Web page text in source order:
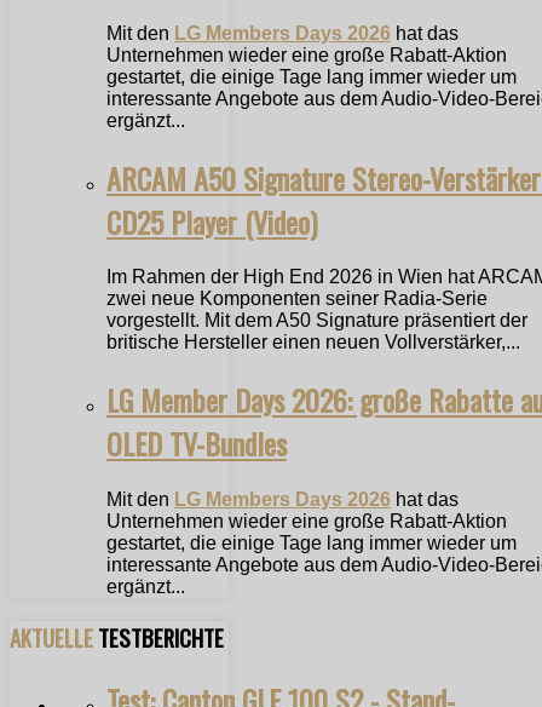
Mit den LG Members Days 2026 hat das
Unternehmen wieder eine große Rabatt-Aktion
gestartet, die einige Tage lang immer wieder um
interessante Angebote aus dem Audio-Video-
ergänzt...
ARCAM A50 Signature Stereo-
CD25 Player (Video)
Im Rahmen der High End 2026 in Wien hat
zwei neue Komponenten seiner Radia-Serie
vorgestellt. Mit dem A50 Signature präsentiert der
britische Hersteller einen neuen Vollverstärker,...
LG Member Days 2026: große Rabatte
OLED TV-Bundles
Mit den LG Members Days 2026 hat das
Unternehmen wieder eine große Rabatt-Aktion
gestartet, die einige Tage lang immer wieder um
interessante Angebote aus dem Audio-Video-
ergänzt...
AKTUELLETESTBERICHTE